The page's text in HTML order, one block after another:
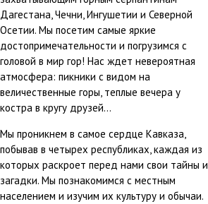
Дагестана, Чечни, Ингушетии и Северной
Осетии. Мы посетим самые яркие
достопримечательности и погрузимся с
головой в мир гор! Нас ждет невероятная
атмосфера: пикники с видом на
величественные горы, теплые вечера у
костра в кругу друзей...
Мы проникнем в самое сердце Кавказа,
побывав в четырех республиках, каждая из
которых раскроет перед нами свои тайны и
загадки. Мы познакомимся с местным
населением и изучим их культуру и обычаи.